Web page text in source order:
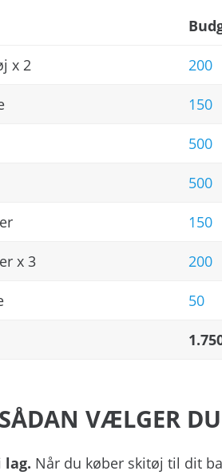
x 2 200
150
500
500
150
x 3 200
50
VÆLGER
Når du køber skitøj til dit